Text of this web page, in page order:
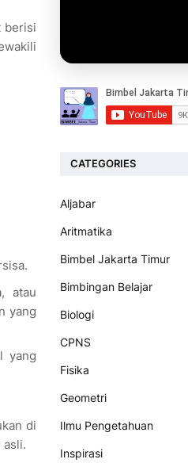
berisi
atau
yang
yang
di
asli.
CATEGORIES
Aljabar
Aritmatika
Bimbel Jakarta Timur
Bimbingan Belajar
Biologi
CPNS
Fisika
Geometri
Ilmu Pengetahuan
Inspirasi